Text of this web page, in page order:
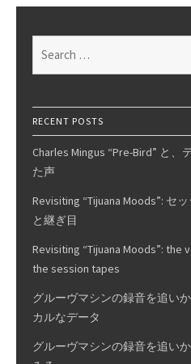
RECENT POSTS
Charles Mingus “Pre-Bird” と
た声
Revisiting “Tijuana Moods”: セ
と継ぎ目
Revisiting “Tijuana Moods”: the
the session tapes
グルーヴマシンの録音を追い
カルなデータ
グルーヴマシンの録音を追い